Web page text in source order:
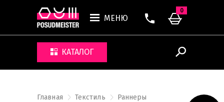
МЕНЮ
КАТАЛОГ
0
Главная Текстиль Раннеры